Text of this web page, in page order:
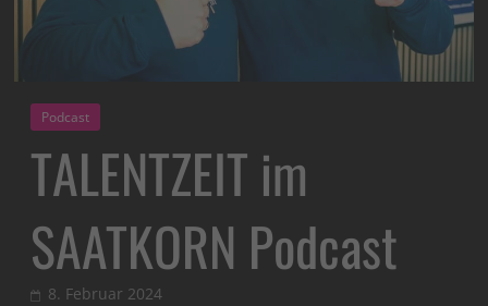
Podcast
TALENTZEIT im
SAATKORN Podcast
8. Februar 2024